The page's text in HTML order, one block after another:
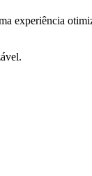
experiência